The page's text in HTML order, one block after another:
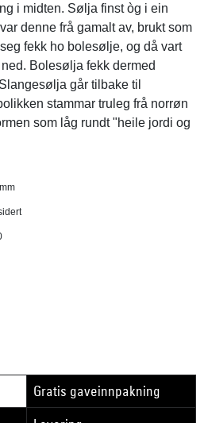
i midten. Sølja finst òg i ein
denne frå gamalt av, brukt som
fekk ho bolesølje, og då vart
Bolesølja fekk dermed
går tilbake til
stammar truleg frå norrøn
som låg rundt "heile jordi og
Gratis gaveinnpakning